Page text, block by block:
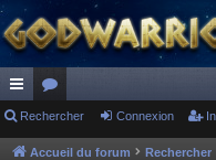
ac
co
or
u
Rechercher Connexion
Accueil du forum Rechercher